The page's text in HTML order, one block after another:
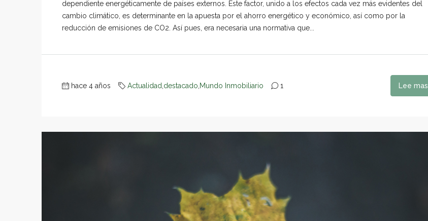
dependiente energéticamente de países externos. Este factor, unido a los efectos cada vez más evidentes del
cambio climático, es determinante en la apuesta por el ahorro energético y económico, así como por la
reducción de emisiones de CO2. Así pues, era necesaria una normativa que...
hace 4 años Actualidad,destacado,Mundo Inmobiliario 1 Lee mas